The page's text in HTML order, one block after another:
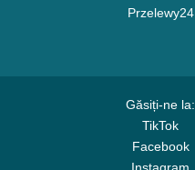
Przelewy24
Găsiți-ne la:
TikTok
Facebook